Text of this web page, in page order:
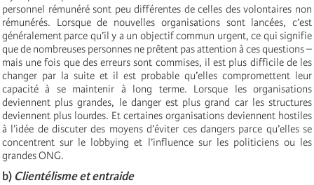
personnel rémunéré sont peu différentes de celles des volontaires non
rémunérés. Lorsque de nouvelles organisations sont lancées, c’est
généralement parce qu’il y a un objectif commun urgent, ce qui signifie
que de nombreuses personnes ne prêtent pas attention à ces questions –
mais une fois que des erreurs sont commises, il est plus difficile de les
changer par la suite et il est probable qu’elles compromettent leur
capacité à se maintenir à long terme. Lorsque les organisations
deviennent plus grandes, le danger est plus grand car les structures
deviennent plus lourdes. Et certaines organisations deviennent hostiles
à l’idée de discuter des moyens d’éviter ces dangers parce qu’elles se
concentrent sur le lobbying et l’influence sur les politiciens ou les
grandes ONG.
b) Clientélisme et entraide